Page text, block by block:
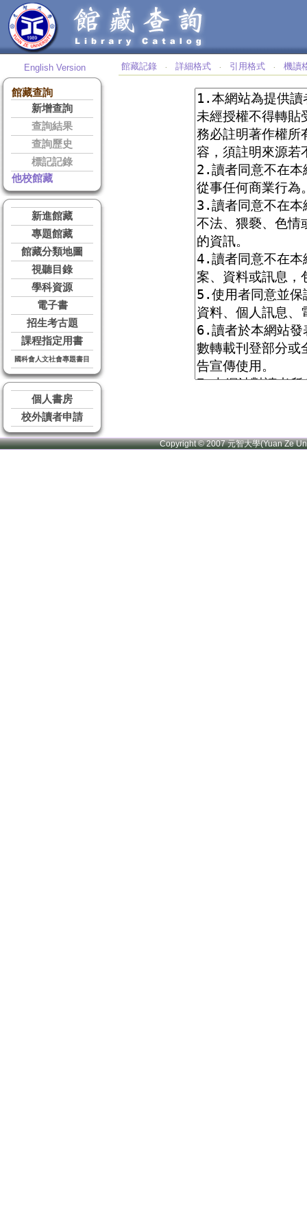
English Version
館藏查詢
新增查詢
查詢結果
查詢歷史
標記記錄
他校館藏
新進館藏
專題館藏
館藏分類地圖
視聽目錄
學科資源
電子書
招生考古題
課程指定用書
國科會人文社會專題書目
個人書房
校外讀者申請
館藏記錄 ‧ 詳細格式 ‧ 引用格式 ‧ 機讀
Copyright © 2007 元智大學(Yuan Ze